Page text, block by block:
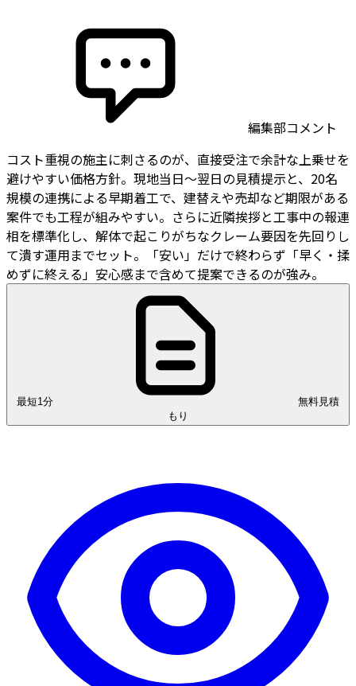
編集部コメント
コスト重視の施主に刺さるのが、直接受注で余計な上乗せを
避けやすい価格方針。現地当日〜翌日の見積提示と、20名
規模の連携による早期着工で、建替えや売却など期限がある
案件でも工程が組みやすい。さらに近隣挨拶と工事中の報連
相を標準化し、解体で起こりがちなクレーム要因を先回りし
て潰す運用までセット。「安い」だけで終わらず「早く・揉
めずに終える」安心感まで含めて提案できるのが強み。
最短1分
もり